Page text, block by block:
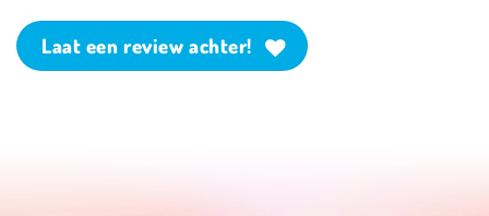
Laat een review achter!